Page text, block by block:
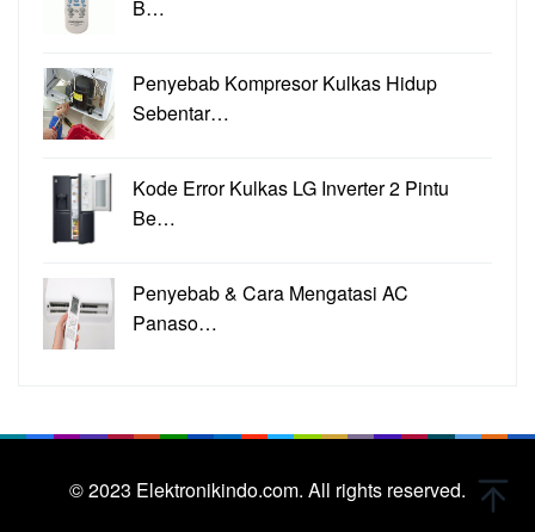
B…
Penyebab Kompresor Kulkas Hidup
Sebentar…
Kode Error Kulkas LG Inverter 2 Pintu
Be…
Penyebab & Cara Mengatasi AC
Panaso…
© 2023 Elektronikindo.com. All rights reserved.